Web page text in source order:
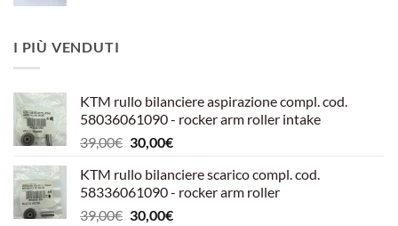
I PIÙ VENDUTI
KTM rullo bilanciere aspirazione compl. cod.
58036061090 - rocker arm roller intake
39,00€ Il
originale
era:
39,00€.
30,00€Il
attuale
è:
30,00€.
KTM rullo bilanciere scarico compl. cod.
58336061090 - rocker arm roller
39,00€ Il
30,00€Il